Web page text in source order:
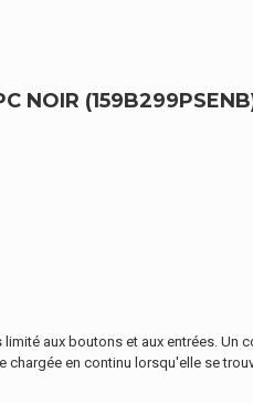
NOIR
aux boutons et aux entrées.
en continu lorsqu'elle se